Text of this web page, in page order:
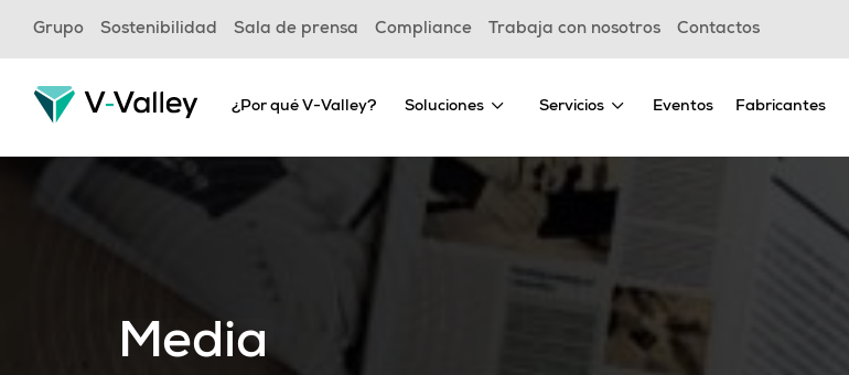
Skip
content
Grupo Sostenibilidad Sala de prensa Compliance Trabaja con nosotros Contactos
¿Por qué V-Valley? Soluciones Servicios Eventos Fabricantes
Media